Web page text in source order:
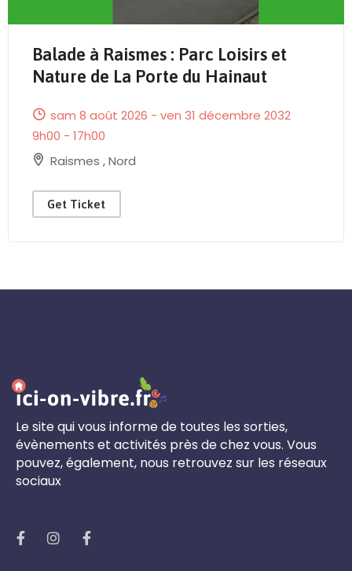
Send Mail
Balade à Raismes : Parc Loisirs et
Nature de La Porte du Hainaut
sam 8 août 2026 - ven 31 décembre 2032
9h00 - 17h00
Raismes ,Nord
Get Ticket
Le site qui vous informe de toutes les sorties,
évènements et activités près de chez vous. Vous
pouvez, également, nous retrouvez sur les réseaux
sociaux